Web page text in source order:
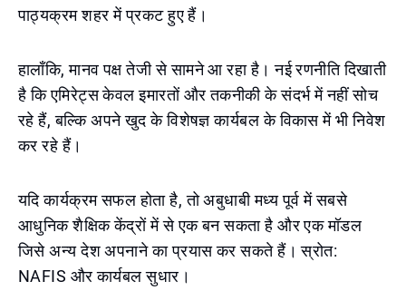
पाठ्यक्रम शहर में प्रकट हुए हैं।
हालाँकि, मानव पक्ष तेजी से सामने आ रहा है। नई रणनीति दिखाती
है कि एमिरेट्स केवल इमारतों और तकनीकी के संदर्भ में नहीं सोच
रहे हैं, बल्कि अपने खुद के विशेषज्ञ कार्यबल के विकास में भी निवेश
कर रहे हैं।
यदि कार्यक्रम सफल होता है, तो अबुधाबी मध्य पूर्व में सबसे
आधुनिक शैक्षिक केंद्रों में से एक बन सकता है और एक मॉडल
जिसे अन्य देश अपनाने का प्रयास कर सकते हैं। स्रोत:
NAFIS और कार्यबल सुधार।